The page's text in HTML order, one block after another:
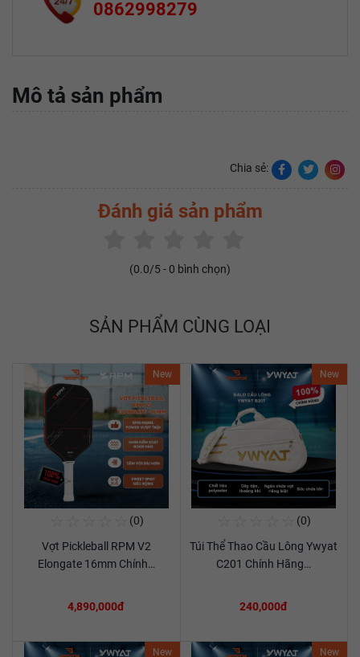
0862998279
Mô tả sản phẩm
Chia sẻ:
Đánh giá sản phẩm
(0.0/5 - 0 bình chọn)
SẢN PHẨM CÙNG LOẠI
New
(0)
Vợt Pickleball RPM V2
Elongate 16mm Chính…
4,890,000đ
New
(0)
Túi Thể Thao Cầu Lông Ywyat
C201 Chính Hãng…
240,000đ
New New